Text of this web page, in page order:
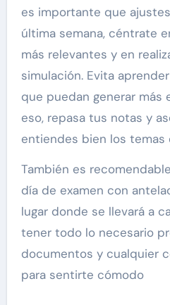
es importante que
última semana, céntrate
más relevantes y en
simulación. Evita
que puedan generar más
eso, repasa tus notas y
entiendes bien los temas
También es
día de examen con
lugar donde se llevará a
tener todo lo necesario
documentos y cualquier
para sentirte cómodo